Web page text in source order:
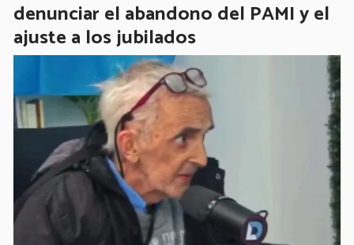
denunciar el abandono del PAMI y el
ajuste a los jubilados